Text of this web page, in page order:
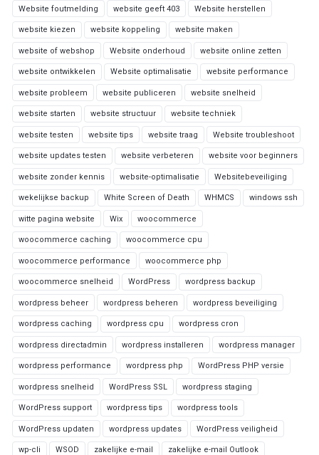
Website foutmelding website geeft 403 Website herstellen
website kiezen website koppeling website maken
website of webshop Website onderhoud website online zetten
website ontwikkelen Website optimalisatie website performance
website probleem website publiceren website snelheid
website starten website structuur website techniek
website testen website tips website traag Website troubleshoot
website updates testen website verbeteren website voor beginners
website zonder kennis website-optimalisatie Websitebeveiliging
wekelijkse backup White Screen of Death WHMCS windows ssh
witte pagina website Wix woocommerce
woocommerce caching woocommerce cpu
woocommerce performance woocommerce php
woocommerce snelheid WordPress wordpress backup
wordpress beheer wordpress beheren wordpress beveiliging
wordpress caching wordpress cpu wordpress cron
wordpress directadmin wordpress installeren wordpress manager
wordpress performance wordpress php WordPress PHP versie
wordpress snelheid WordPress SSL wordpress staging
WordPress support wordpress tips wordpress tools
WordPress updaten wordpress updates WordPress veiligheid
wp-cli WSOD zakelijke e-mail zakelijke e-mail Outlook